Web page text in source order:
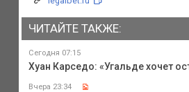
ЧИТАЙТЕ ТАКЖЕ:
Сегодня 07:15
Хуан Карседо: «Угальде хочет
Вчера 23:34